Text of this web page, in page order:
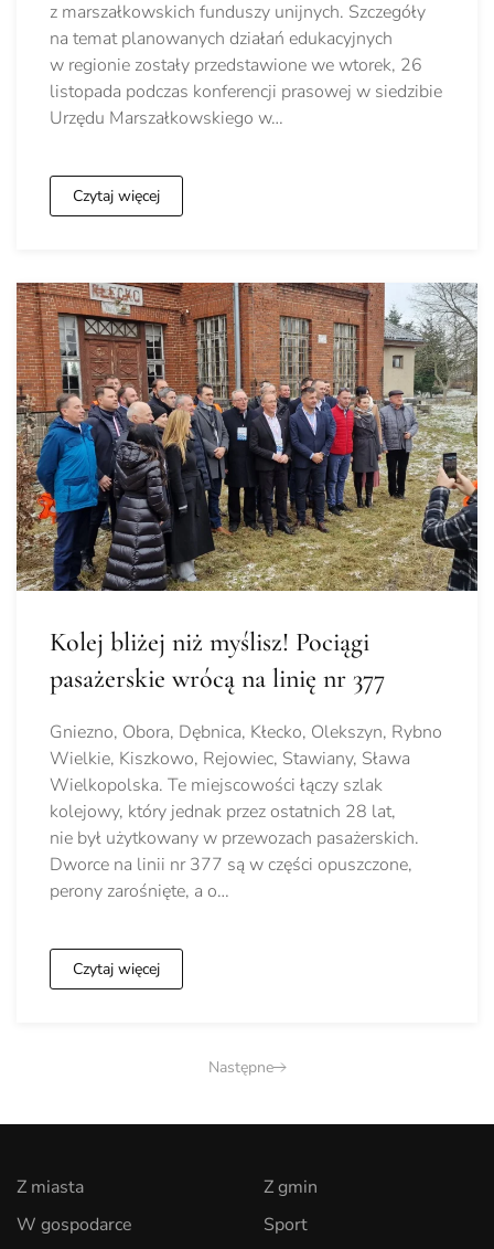
z marszałkowskich funduszy unijnych. Szczegóły
na temat planowanych działań edukacyjnych
w regionie zostały przedstawione we wtorek, 26
listopada podczas konferencji prasowej w siedzibie
Urzędu Marszałkowskiego w…
Czytaj więcej
Kolej bliżej niż myślisz! Pociągi
pasażerskie wrócą na linię nr 377
Gniezno, Obora, Dębnica, Kłecko, Olekszyn, Rybno
Wielkie, Kiszkowo, Rejowiec, Stawiany, Sława
Wielkopolska. Te miejscowości łączy szlak
kolejowy, który jednak przez ostatnich 28 lat,
nie był użytkowany w przewozach pasażerskich.
Dworce na linii nr 377 są w części opuszczone,
perony zarośnięte, a o…
Czytaj więcej
Następne
Z miasta
W gospodarce
Z gmin
Sport